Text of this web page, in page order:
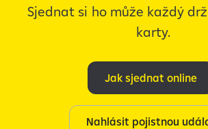
Sjednat si ho může každý
karty.
Jak sjednat online
Nahlásit pojistnou